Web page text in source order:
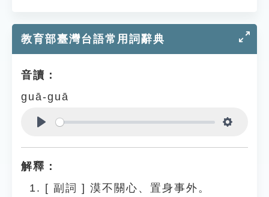
教育部臺灣台語常用詞辭典
音讀：
guā-guā
解釋：
[ 副詞 ] 漠不關心、置身事外。